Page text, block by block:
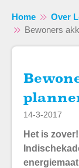
Home Over
Bewoners
Bewoners akkoord met
14-3-2017
Het is